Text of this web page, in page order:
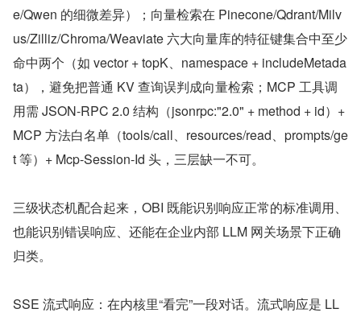
e/Qwen 的细微差异）；向量检索在 Pinecone/Qdrant/Milv
us/Zilliz/Chroma/Weaviate 六大向量库的特征键集合中至少
命中两个（如 vector + topK、namespace + includeMetada
ta），避免把普通 KV 查询误判成向量检索；MCP 工具调
用需 JSON-RPC 2.0 结构（jsonrpc:"2.0" + method + id）+
MCP 方法白名单（tools/call、resources/read、prompts/ge
t 等）+ Mcp-Session-Id 头，三层缺一不可。
三级状态机配合起来，OBI 既能识别响应正常的标准调用、
也能识别错误响应、还能在企业内部 LLM 网关场景下正确
归类。
SSE 流式响应：在内核里“看完”一段对话。流式响应是 LL